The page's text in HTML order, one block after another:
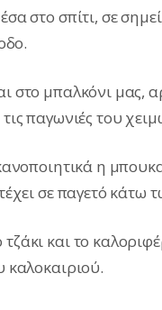
στο σπίτι, σε
μπαλκόνι μας,
παγωνιές του
η
σε παγετό κάτω
και το
καλοκαιριού.